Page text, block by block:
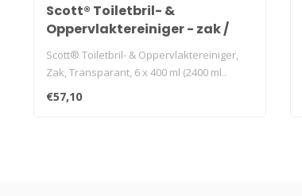
Scott® Toiletbril- &
Oppervlaktereiniger - zak /
Transparant /400ml
Scott® Toiletbril- & Oppervlaktereiniger,
Zak, Transparant, 6 x 400 ml (2400 ml..
€57,10